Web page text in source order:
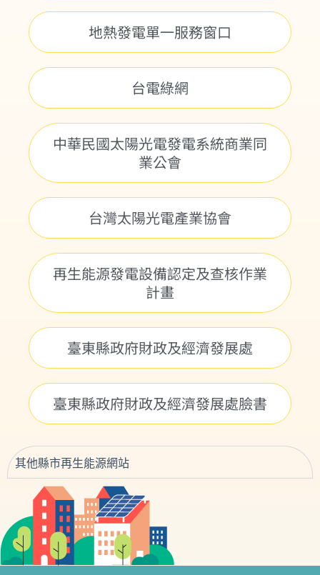
地熱發電單一服務窗口
台電綠網
中華民國太陽光電發電系統商業同
業公會
台灣太陽光電產業協會
再生能源發電設備認定及查核作業
計畫
臺東縣政府財政及經濟發展處
臺東縣政府財政及經濟發展處臉書
其他縣市再生能源網站